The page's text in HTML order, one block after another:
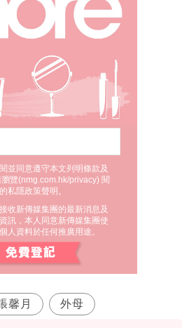
並同意遵守本文列明條款及
覽(nmg.com.hk/privacy) 閱
私隱政策聲明。
收新傳媒集團的最新消息及
訊，本人同意新傳媒集團使
人資料於任何推廣用途。
馨月 外母